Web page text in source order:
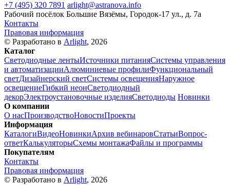
+7 (495) 320 7891 arlight@astranova.info
Рабочий посёлок Большие Вязёмы, Городок-17 ул., д. 7а
Контакты
Правовая информация
© Разработано в Arlight, 2026
Каталог
Светодиодные лентыИсточники питанияСистемы управления
и автоматизацииАлюминиевые профилиФункциональный
светДизайнерский светСистемы освещенияНаружное
освещениеГибкий неонСветодиодный
декорЭлектроустановочные изделияСветодиоды Новинки
О компании
О насПроизводствоНовостиПроекты
Информация
КаталогиВидеоНовинкиАрхив вебинаровСтатьиВопрос-
ответКалькуляторыСхемы монтажаФайлы и программы
Покупателям
Контакты
Правовая информация
© Разработано в Arlight, 2026